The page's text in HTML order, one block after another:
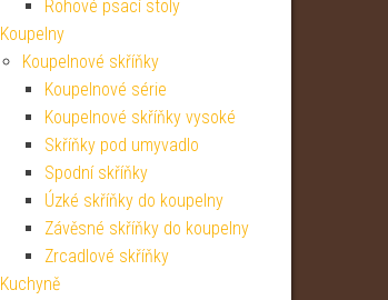
Rohové psací stoly
Koupelny
Koupelnové skříňky
Koupelnové série
Koupelnové skříňky vysoké
Skříňky pod umyvadlo
Spodní skříňky
Úzké skříňky do koupelny
Závěsné skříňky do koupelny
Zrcadlové skříňky
Kuchyně